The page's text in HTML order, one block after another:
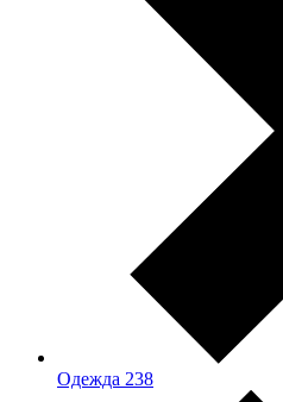
Одежда 238